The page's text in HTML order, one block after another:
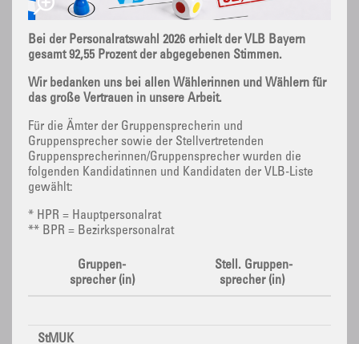
Bei der Personalratswahl 2026 erhielt der VLB Bayern
gesamt 92,55 Prozent der abgegebenen Stimmen.
Wir bedanken uns bei allen Wählerinnen und Wählern für
das große Vertrauen in unsere Arbeit.
Für die Ämter der Gruppensprecherin und
Gruppensprecher sowie der Stellvertretenden
Gruppensprecherinnen/Gruppensprecher wurden die
folgenden Kandidatinnen und Kandidaten der VLB-Liste
gewählt:
* HPR = Hauptpersonalrat
** BPR = Bezirkspersonalrat
Gruppen-
sprecher (in)
Stell. Gruppen-
sprecher (in)
StMUK